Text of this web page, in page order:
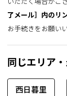
了メール］内のリ
お手続きをお願い
同じエリア
西日暮里